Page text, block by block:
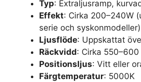
Typ: Extraljusramp,
Effekt: Cirka 200–240W
serie och syskonmodeller)
Ljusflöde: Uppskattat
Räckvidd: Cirka 550–600
Positionsljus: Vitt eller
Färgtemperatur: 5000K